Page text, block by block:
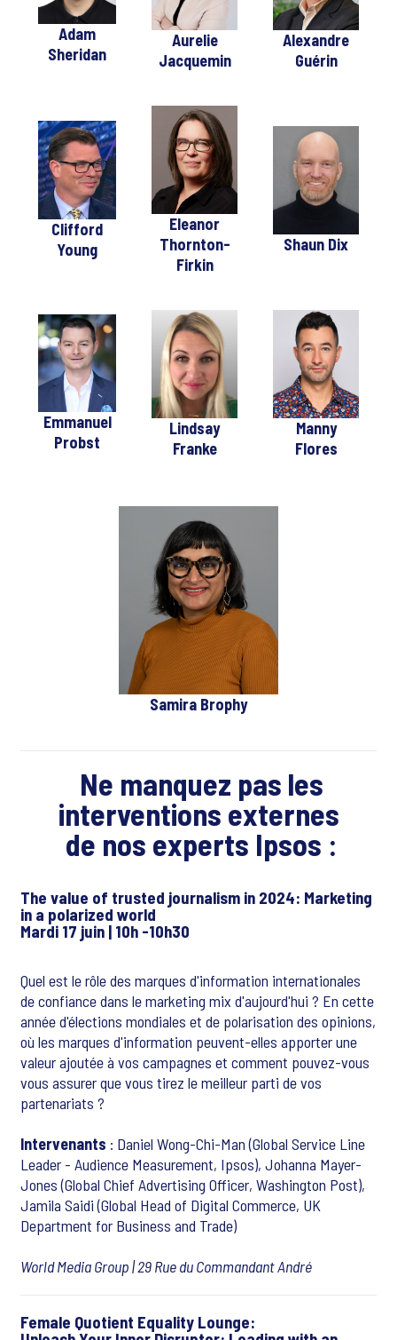
Adam
Sheridan
Aurelie
Jacquemin
Alexandre
Guérin
Clifford
Young
Eleanor
Thornton-
Firkin
Shaun Dix
Emmanuel
Probst
Lindsay
Franke
Manny
Flores
Samira Brophy
Ne manquez pas les
interventions externes
de nos experts Ipsos :
The value of trusted journalism in 2024: Marketing
in a polarized world
Mardi 17 juin | 10h -10h30
Quel est le rôle des marques d'information internationales
de confiance dans le marketing mix d'aujourd'hui ? En cette
année d'élections mondiales et de polarisation des opinions,
où les marques d'information peuvent-elles apporter une
valeur ajoutée à vos campagnes et comment pouvez-vous
vous assurer que vous tirez le meilleur parti de vos
partenariats ?
Intervenants : Daniel Wong-Chi-Man (Global Service Line
Leader - Audience Measurement, Ipsos), Johanna Mayer-
Jones (Global Chief Advertising Officer, Washington Post),
Jamila Saidi (Global Head of Digital Commerce, UK
Department for Business and Trade)
World Media Group |29 Rue du Commandant André
Female Quotient Equality Lounge: